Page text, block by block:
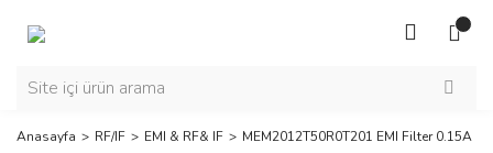
Anasayfa RF/IF EMI & RF& IF MEM2012T50R0T201 EMI Filter 0.15A